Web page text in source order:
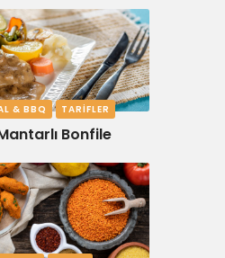
& BBQ TARIFLER
Bonfile